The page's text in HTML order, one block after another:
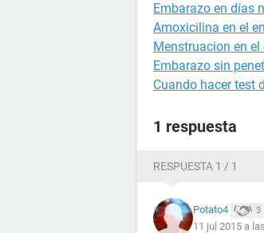
Embarazo en días
Amoxicilina en el
Menstruacion en
Embarazo sin
Cuando hacer test
1 respuesta
RESPUESTA 1 / 1
Potato4 3
11 jul 2015 a